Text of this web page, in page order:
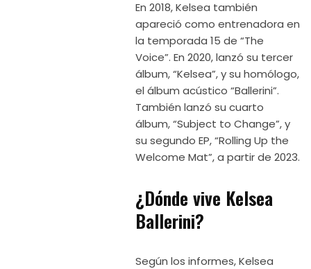
En 2018, Kelsea también
apareció como entrenadora en
la temporada 15 de “The
Voice”. En 2020, lanzó su tercer
álbum, “Kelsea”, y su homólogo,
el álbum acústico “Ballerini”.
También lanzó su cuarto
álbum, “Subject to Change”, y
su segundo EP, “Rolling Up the
Welcome Mat”, a partir de 2023.
¿Dónde vive Kelsea
Ballerini?
Según los informes, Kelsea